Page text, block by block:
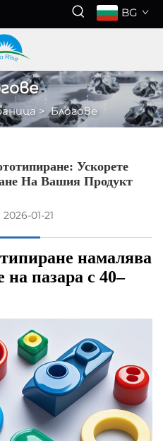
BG
>Блогове
Ускорете
На Вашия Продукт
01-21
намалява
на пазара с 40–